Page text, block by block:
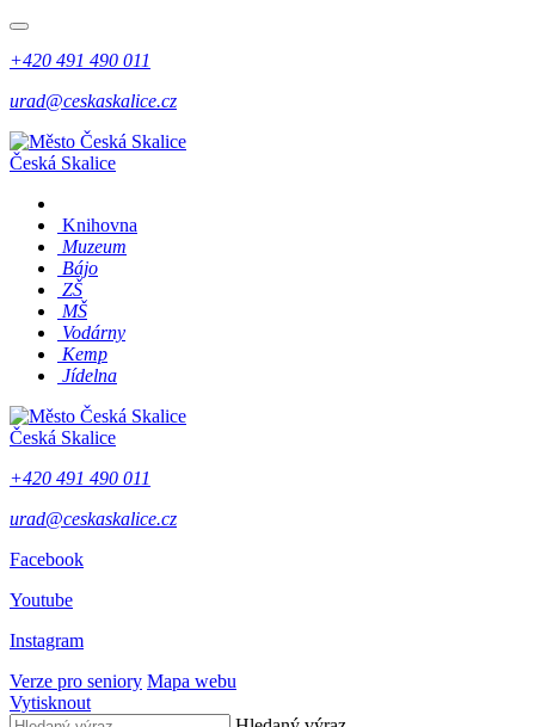
+420 491 490 011
urad@ceskaskalice.cz
Česká Skalice
Knihovna
Muzeum
Bájo
ZŠ
MŠ
Vodárny
Kemp
Jídelna
Česká Skalice
+420 491 490 011
urad@ceskaskalice.cz
Facebook
Youtube
Instagram
Verze pro seniory Mapa webu
Vytisknout